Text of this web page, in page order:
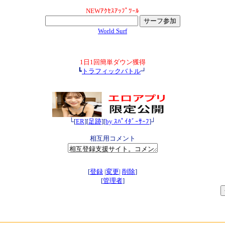
NEWｱｸｾｽｱｯﾌﾟﾂｰﾙ
World Surf
1日1回簡単ダウン獲得
┗ トラフィックバトル┛
└[ER][足跡][by ｽﾊﾟｲﾀﾞｰｻｰﾌ]┘
相互用コメント
[登録 |変更| 削除]
[管理者]